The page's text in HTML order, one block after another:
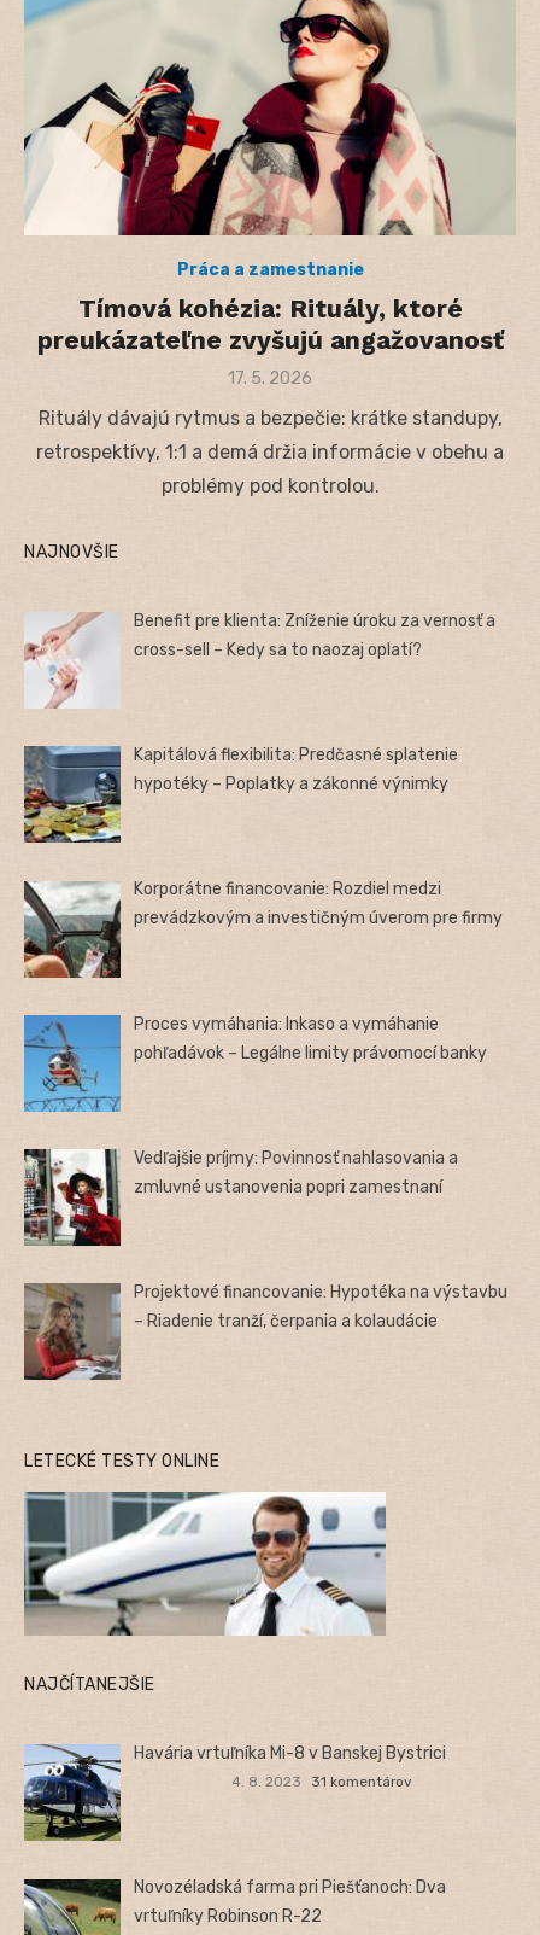
Práca a zamestnanie
Tímová kohézia: Rituály, ktoré
preukázateľne zvyšujú angažovanosť
Posted
17. 5. 2026
Rituály dávajú rytmus a bezpečie: krátke standupy,
retrospektívy, 1:1 a demá držia informácie v obehu a
problémy pod kontrolou.
NAJNOVŠIE
Benefit pre klienta: Zníženie úroku za vernosť a
cross-sell – Kedy sa to naozaj oplatí?
Kapitálová flexibilita: Predčasné splatenie
hypotéky – Poplatky a zákonné výnimky
Korporátne financovanie: Rozdiel medzi
prevádzkovým a investičným úverom pre firmy
Proces vymáhania: Inkaso a vymáhanie
pohľadávok – Legálne limity právomocí banky
Vedľajšie príjmy: Povinnosť nahlasovania a
zmluvné ustanovenia popri zamestnaní
Projektové financovanie: Hypotéka na výstavbu
– Riadenie tranží, čerpania a kolaudácie
LETECKÉ TESTY ONLINE
NAJČÍTANEJŠIE
Havária vrtuľníka Mi-8 v Banskej Bystrici
4. 8. 2023 31 komentárov
Novozéladská farma pri Piešťanoch: Dva
vrtuľníky Robinson R-22